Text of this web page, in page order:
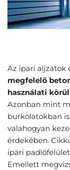
Az ipari aljzatok
megfelelő
használati
Azonban mint
burkolatokban is
valahogyan
érdekében.
ipari
Emellett